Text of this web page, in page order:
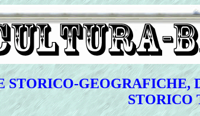
STORICO-
STORICO